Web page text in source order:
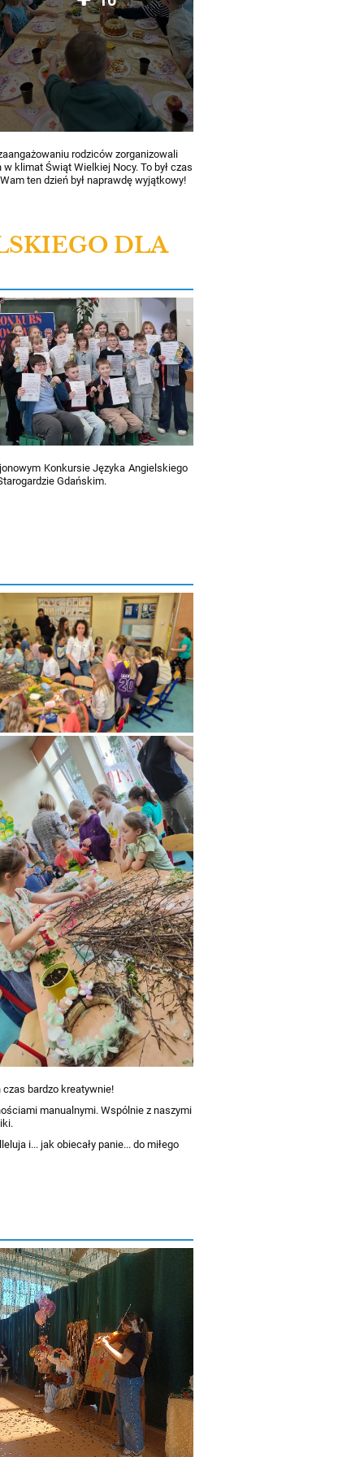
rodziców zorganizowali
klimat Świąt Wielkiej Nocy. To był czas
ten dzień był naprawdę wyjątkowy!
DLA
Konkursie Języka Angielskiego
Gdańskim.
bardzo kreatywnie!
manualnymi. Wspólnie z naszymi
i... jak obiecały panie... do miłego